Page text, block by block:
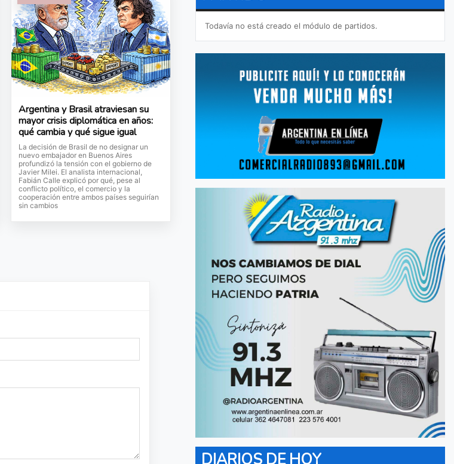
Argentina y Brasil atraviesan su
mayor crisis diplomática en años:
qué cambia y qué sigue igual
La decisión de Brasil de no designar un
nuevo embajador en Buenos Aires
profundizó la tensión con el gobierno de
Javier Milei. El analista internacional,
Fabián Calle explicó por qué, pese al
conflicto político, el comercio y la
cooperación entre ambos países seguirían
sin cambios
Todavía no está creado el módulo de partidos.
DIARIOS DE HOY